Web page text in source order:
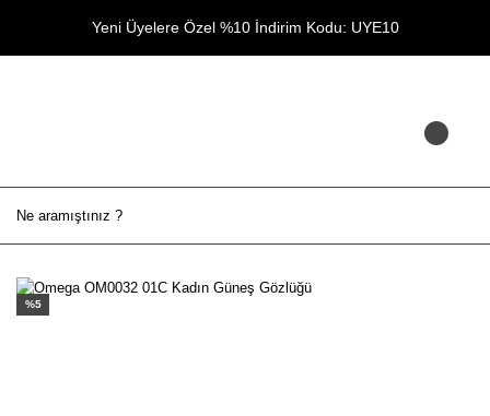
Yeni Üyelere Özel %10 İndirim Kodu: UYE10
%5